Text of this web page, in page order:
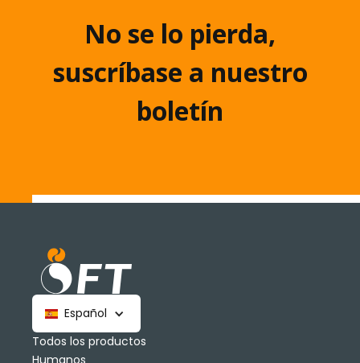
No se lo pierda,
suscríbase a nuestro
boletín
Español
Todos los productos
Humanos